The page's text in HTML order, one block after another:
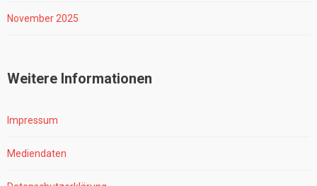
November 2025
Weitere Informationen
Impressum
Mediendaten